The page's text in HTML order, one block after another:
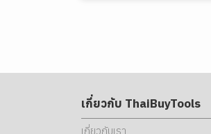
เกี่ยวกับ ThaiBuyTools
เกี่ยวกับเรา